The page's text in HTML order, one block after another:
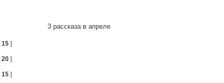
3 рассказа в апреле
[15]
[20]
[15]